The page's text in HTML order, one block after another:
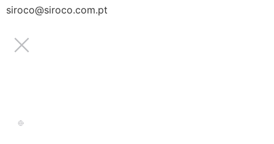
siroco@siroco.com.pt